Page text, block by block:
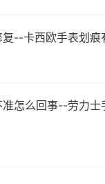
--卡西欧手表划痕
怎么回事--劳力士